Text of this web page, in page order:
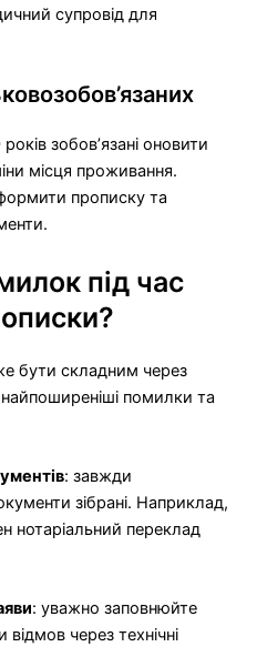
супровід для
зобов’язані оновити
місця проживання.
прописку та
під час
бути складним через
помилки та
: завжди
зібрані. Наприклад,
нотаріальний переклад
: уважно заповнюйте
через технічні